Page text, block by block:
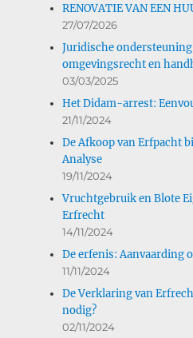
RENOVATIE VAN EEN
27/07/2026
Juridische
omgevingsrecht en
03/03/2025
Het Didam-arrest:
21/11/2024
De Afkoop van Erfpacht
Analyse
19/11/2024
Vruchtgebruik en Blote
Erfrecht
14/11/2024
De erfenis: Aanvaarding
11/11/2024
De Verklaring van
nodig?
02/11/2024